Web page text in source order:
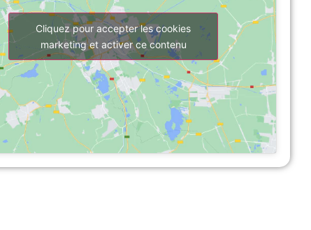
Cliquez pour accepter les cookies
marketing et activer ce contenu